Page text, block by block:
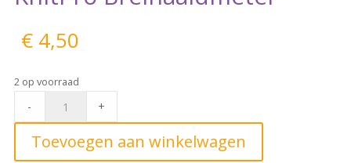
€4,50
2 op voorraad
quantity
- +
Toevoegen aan winkelwagen